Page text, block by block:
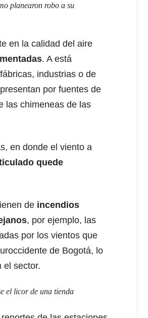
planearon robo a su
en la calidad del aire
. A está
industrias o de
por fuentes de
las chimeneas de las
en donde el viento a
quede
de incendios
, por ejemplo, las
por los vientos que
de Bogotá, lo
el sector.
el licor de una tienda